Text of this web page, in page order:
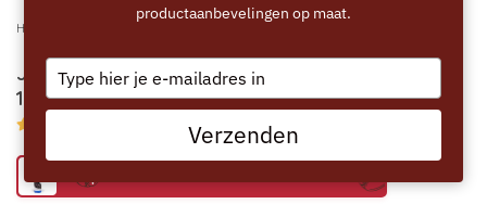
Home
JURA Melksysteemreiniger - Minitabletten
180 gram Navulling
5/5 (1 reviews)
productaanbevelingen op maat.
Type
your
email
Verzenden